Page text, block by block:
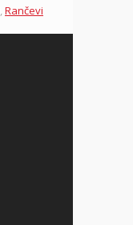
,Rančevi